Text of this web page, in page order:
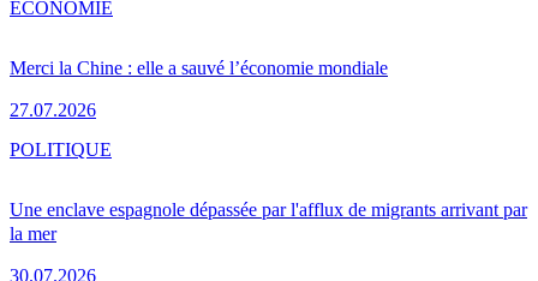
Merci la Chine : elle a sauvé l’économie mondiale
27.07.2026
ÉCONOMIE
Une enclave espagnole dépassée par l'afflux de migrants arrivant par
la mer
30.07.2026
POLITIQUE